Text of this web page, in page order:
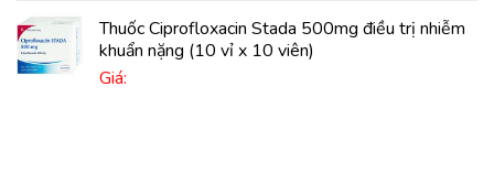
Thuốc Ciprofloxacin Stada 500mg điều trị nhiễm
khuẩn nặng (10 vỉ x 10 viên)
Giá: